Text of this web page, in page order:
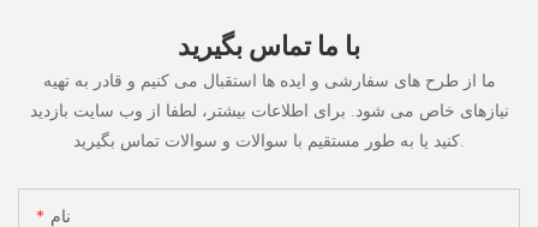
با ما تماس بگیرید
ما از طرح های سفارشی و ایده ها استقبال می کنیم و قادر به تهیه
نیازهای خاص می شود. برای اطلاعات بیشتر، لطفا از وب سایت بازدید
نام